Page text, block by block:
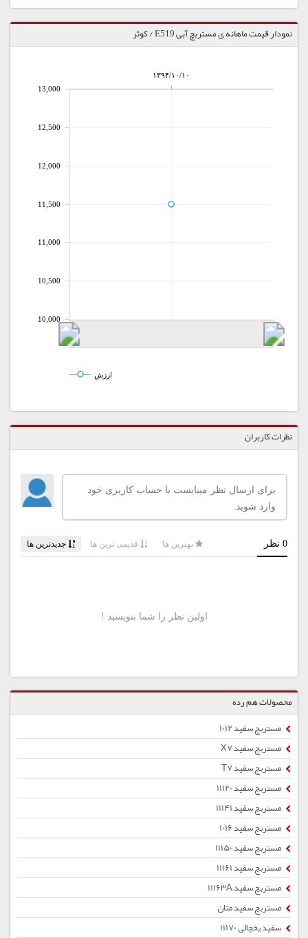
نمودار قیمت ماهانه ی مستربچ آبی E519 / کوثر
۱۳۹۴/۱۰/۱۰
10,000
10,500
11,000
11,500
12,000
12,500
13,000
ارزش
نظرات کاربران
محصولات هم رده
مستربچ سفید 1012
مستربچ سفید X7
مستربچ سفید T7
مستربچ سفید 11120
مستربچ سفید 11141
مستربچ سفید 1016
مستربچ سفید 11150
مستربچ سفید 11161
مستربچ سفید 11163A
مستربچ سفید متان
سفید یخچالی 11170